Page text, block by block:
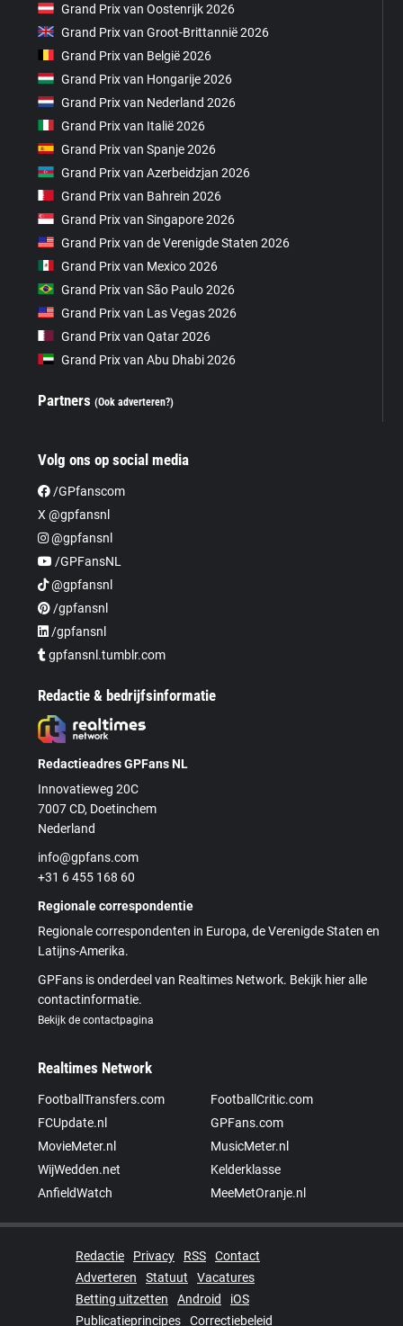
Grand Prix van Oostenrijk 2026
Grand Prix van Groot-Brittannië 2026
Grand Prix van België 2026
Grand Prix van Hongarije 2026
Grand Prix van Nederland 2026
Grand Prix van Italië 2026
Grand Prix van Spanje 2026
Grand Prix van Azerbeidzjan 2026
Grand Prix van Bahrein 2026
Grand Prix van Singapore 2026
Grand Prix van de Verenigde Staten 2026
Grand Prix van Mexico 2026
Grand Prix van São Paulo 2026
Grand Prix van Las Vegas 2026
Grand Prix van Qatar 2026
Grand Prix van Abu Dhabi 2026
Partners(Ook adverteren?)
Volg ons op social media
/GPfanscom
X @gpfansnl
@gpfansnl
/GPFansNL
@gpfansnl
/gpfansnl
/gpfansnl
gpfansnl.tumblr.com
Redactie & bedrijfsinformatie
Redactieadres GPFans NL
Innovatieweg 20C
7007 CD, Doetinchem
Nederland
info@gpfans.com
+31 6 455 168 60
Regionale correspondentie
Regionale correspondenten in Europa, de Verenigde Staten en
Latijns-Amerika.
GPFans is onderdeel van Realtimes Network. Bekijk hier alle
contactinformatie.
Bekijk de contactpagina
Realtimes Network
FootballTransfers.com
FootballCritic.com
FCUpdate.nl
GPFans.com
MovieMeter.nl
MusicMeter.nl
WijWedden.net
Kelderklasse
AnfieldWatch
MeeMetOranje.nl
Redactie Privacy RSS
Contact
Adverteren
Statuut
Vacatures
Betting uitzetten
Android
iOS
Publicatieprincipes
Correctiebeleid